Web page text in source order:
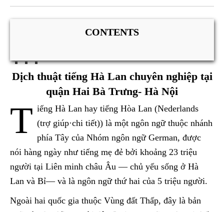
CONTENTS
Dịch thuật tiếng Hà Lan chuyên nghiệp tại
quận Hai Bà Trưng- Hà Nội
T iếng Hà Lan hay tiếng Hòa Lan (Nederlands
(trợ giúp·chi tiết)) là một ngôn ngữ thuộc nhánh
phía Tây của Nhóm ngôn ngữ German, được
nói hàng ngày như tiếng mẹ đẻ bởi khoảng 23 triệu
người tại Liên minh châu Âu — chủ yếu sống ở Hà
Lan và Bỉ— và là ngôn ngữ thứ hai của 5 triệu người.
Ngoài hai quốc gia thuộc Vùng đất Thấp, đây là bản